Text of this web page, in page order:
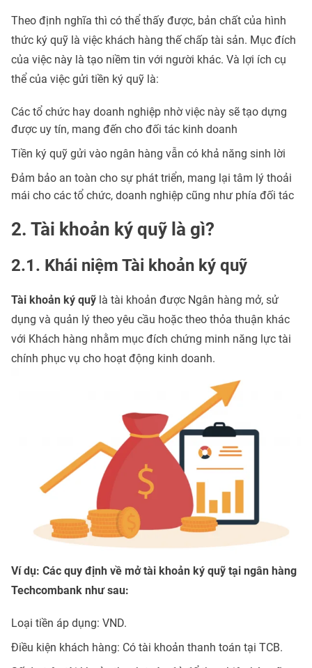
Theo định nghĩa thì có thể thấy được, bản chất của hình
thức ký quỹ là việc khách hàng thế chấp tài sản. Mục đích
của việc này là tạo niềm tin với người khác. Và lợi ích cụ
thể của việc gửi tiền ký quỹ là:
Các tổ chức hay doanh nghiệp nhờ việc này sẽ tạo dựng
được uy tín, mang đến cho đối tác kinh doanh
Tiền ký quỹ gửi vào ngân hàng vẫn có khả năng sinh lời
Đảm bảo an toàn cho sự phát triển, mang lại tâm lý thoải
mái cho các tổ chức, doanh nghiệp cũng như phía đối tác
2. Tài khoản ký quỹ là gì?
2.1. Khái niệm Tài khoản ký quỹ
Tài khoản ký quỹ là tài khoản được Ngân hàng mở, sử
dụng và quản lý theo yêu cầu hoặc theo thỏa thuận khác
với Khách hàng nhằm mục đích chứng minh năng lực tài
chính phục vụ cho hoạt động kinh doanh.
Ví dụ: Các quy định về mở tài khoản ký quỹ tại ngân hàng
Techcombank như sau:
Loại tiền áp dụng: VND.
Điều kiện khách hàng: Có tài khoản thanh toán tại TCB.